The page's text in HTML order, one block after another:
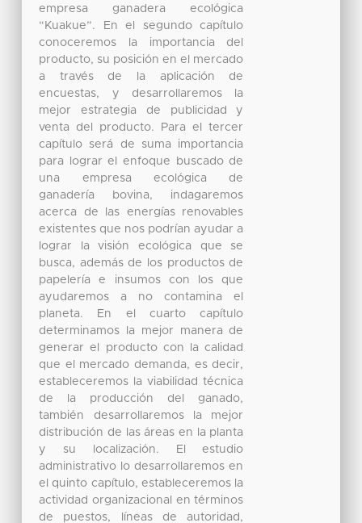
empresa ganadera ecológica
“Kuakue”. En el segundo capítulo
conoceremos la importancia del
producto, su posición en el mercado
a través de la aplicación de
encuestas, y desarrollaremos la
mejor estrategia de publicidad y
venta del producto. Para el tercer
capítulo será de suma importancia
para lograr el enfoque buscado de
una empresa ecológica de
ganadería bovina, indagaremos
acerca de las energías renovables
existentes que nos podrían ayudar a
lograr la visión ecológica que se
busca, además de los productos de
papelería e insumos con los que
ayudaremos a no contamina el
planeta. En el cuarto capítulo
determinamos la mejor manera de
generar el producto con la calidad
que el mercado demanda, es decir,
estableceremos la viabilidad técnica
de la producción del ganado,
también desarrollaremos la mejor
distribución de las áreas en la planta
y su localización. El estudio
administrativo lo desarrollaremos en
el quinto capítulo, estableceremos la
actividad organizacional en términos
de puestos, líneas de autoridad,